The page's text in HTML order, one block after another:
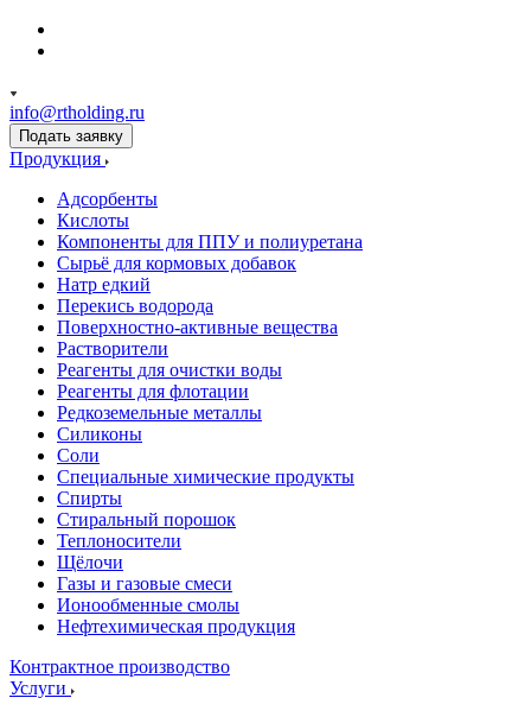
info@rtholding.ru
Подать заявку
Продукция
Адсорбенты
Кислоты
Компоненты для ППУ и полиуретана
Сырьё для кормовых добавок
Натр едкий
Перекись водорода
Поверхностно-активные вещества
Растворители
Реагенты для очистки воды
Реагенты для флотации
Редкоземельные металлы
Силиконы
Соли
Специальные химические продукты
Спирты
Стиральный порошок
Теплоносители
Щёлочи
Газы и газовые смеси
Ионообменные смолы
Нефтехимическая продукция
Контрактное производство
Услуги